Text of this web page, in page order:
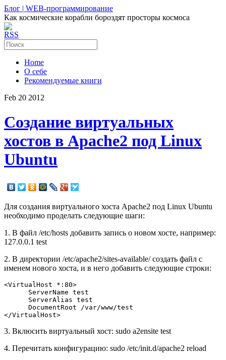
Блог | WEB-программирование
Как космические корабли бороздят просторы космоса
RSS
Home
О себе
Рекомендуемые книги
Feb 20 2012
Создание виртуальных
хостов в Apache2 под Linux
Ubuntu
Для создания виртуального хоста Apache2 под Linux Ubuntu
необходимо проделать следующие шаги:
1. В файл /etc/hosts добавить запись о новом хосте, например:
127.0.0.1 test
2. В директории /etc/apache2/sites-available/ создать файл с
именем нового хоста, и в него добавить следующие строки:
<VirtualHost *:80>
ServerName test
ServerAlias test
DocumentRoot /var/www/test
3. Вклюсить виртуальный хост: sudo a2ensite test
4. Перечитать конфигурацию: sudo /etc/init.d/apache2 reload